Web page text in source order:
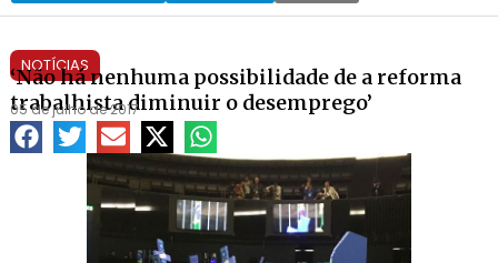
NOTÍCIAS
‘Não há nenhuma possibilidade de a reforma
trabalhista diminuir o desemprego’
05 de julho de 2017